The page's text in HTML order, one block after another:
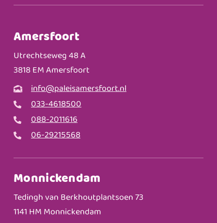
Amersfoort
Utrechtseweg 48 A
3818 EM Amersfoort
info@paleisamersfoort.nl
033-4618500
088-2011616
06-29215568
Monnickendam
Tedingh van Berkhoutplantsoen 73
1141 HM Monnickendam